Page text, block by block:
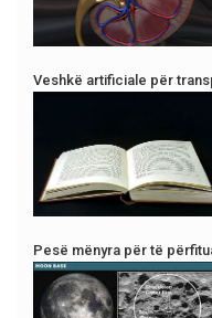
Veshkë artificiale për
Pesë mënyra për të